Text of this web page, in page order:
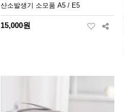
산소발생기 소모품 A5 / E5
15,000원